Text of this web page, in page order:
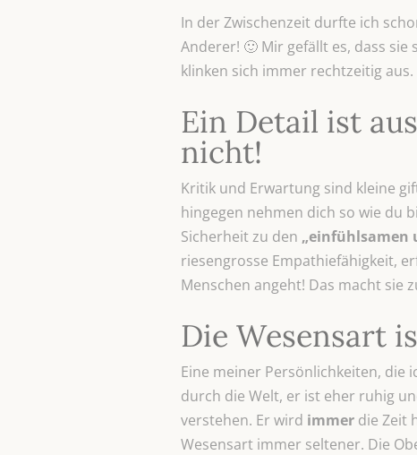
In der Zwischenzeit durfte ich
Anderer! 🙂 Mir gefällt es, dass sie
klinken sich immer rechtzeitig aus.
Ein Detail ist
nicht!
Kritik und Erwartung sind kleine
hingegen nehmen dich so wie du
Sicherheit zu den „einfühlsamen
riesengrosse Empathiefähigkeit,
Menschen angeht! Das macht sie
Die Wesensart
Eine meiner Persönlichkeiten, die
durch die Welt, er ist eher ruhig
verstehen. Er wird immerdie Zeit
Wesensart immer seltener. Die